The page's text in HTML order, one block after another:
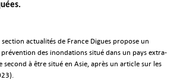
actualités de France Digues propose un
des inondations situé dans un pays extra-
second à être situé en Asie, après un article sur les